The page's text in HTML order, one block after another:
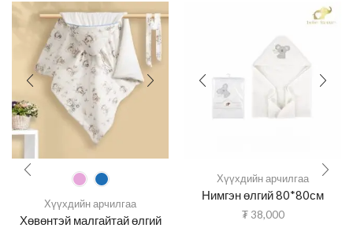
Хүүхдийн арчилгаа
Хөвөнтэй малгайтай өлгий
Хүүхдийн арчилгаа
Нимгэн өлгий 80*80см
₮38,000